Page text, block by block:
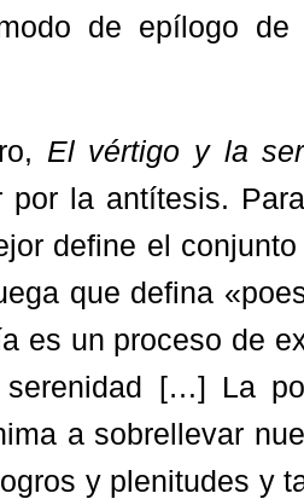
de epílogo de
El vértigo y la
por la antítesis.
define el
que defina
es un proceso de
[…] La
a sobrellevar
y plenitudes y